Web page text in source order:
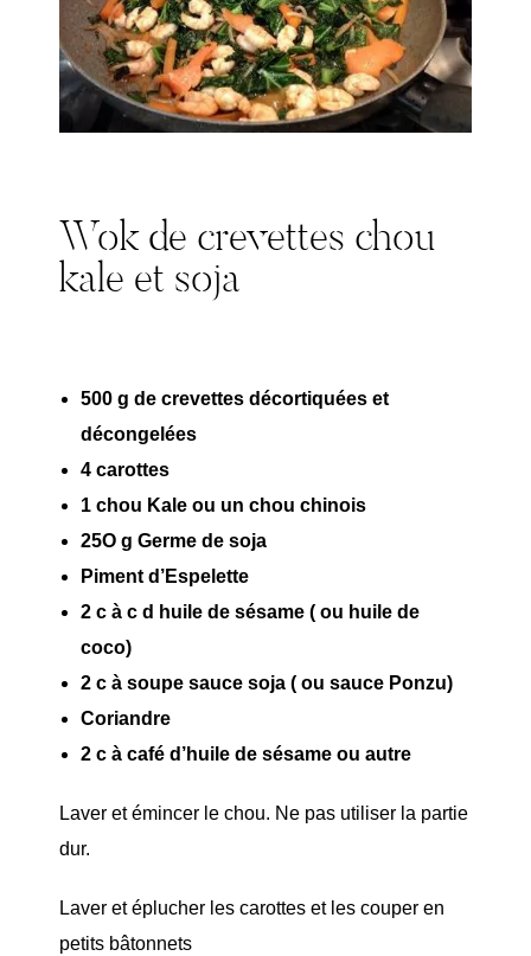
Wok de crevettes chou
kale et soja
500 g de crevettes décortiquées et
décongelées
4 carottes
1 chou Kale ou un chou chinois
25O g Germe de soja
Piment d’Espelette
2 c à c d huile de sésame ( ou huile de
coco)
2 c à soupe sauce soja ( ou sauce Ponzu)
Coriandre
2 c à café d’huile de sésame ou autre
Laver et émincer le chou. Ne pas utiliser la partie
dur.
Laver et éplucher les carottes et les couper en
petits bâtonnets